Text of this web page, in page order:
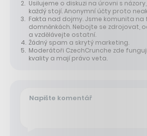
Usilujeme o diskuzi na úrovni s
každý stojí. Anonymní účty proto
Fakta nad dojmy. Jsme komunita na
domněnkách. Nebojte se zdrojovat,
a vzdělávejte ostatní.
Žádný spam a skrytý marketing.
Moderátoři CzechCrunche zde
kvality a mají právo veta.